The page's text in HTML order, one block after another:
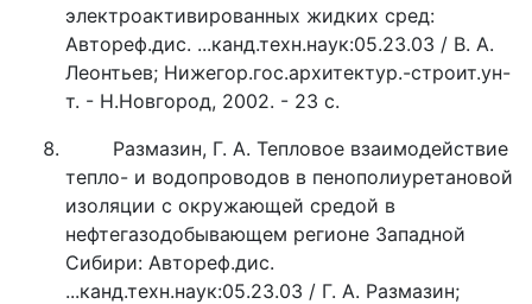
электроактивированных жидких сред:
Автореф.дис. ...канд.техн.наук:05.23.03 / В. А.
Леонтьев; Нижегор.гос.архитектур.-строит.ун-
т. - Н.Новгород, 2002. - 23 с.
Размазин, Г. А. Тепловое взаимодействие
тепло- и водопроводов в пенополиуретановой
изоляции с окружающей средой в
нефтегазодобывающем регионе Западной
Сибири: Автореф.дис.
...канд.техн.наук:05.23.03 / Г. А. Размазин;